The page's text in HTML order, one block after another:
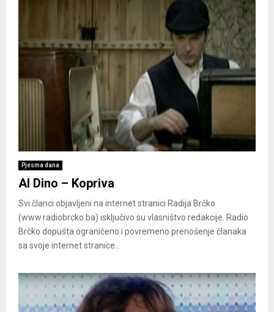
Pjesma dana
Al Dino – Kopriva
Svi članci objavljeni na internet stranici Radija Brčko
(www.radiobrcko.ba) isključivo su vlasništvo redakcije. Radio
Brčko dopušta ograničeno i povremeno prenošenje članaka
sa svoje internet stranice...